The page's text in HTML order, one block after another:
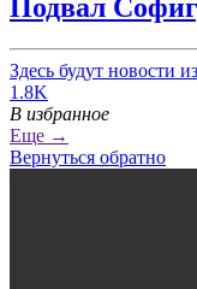
Подвал
Здесь будут новости
1.8K
В избранное
Еще →
Вернуться обратно